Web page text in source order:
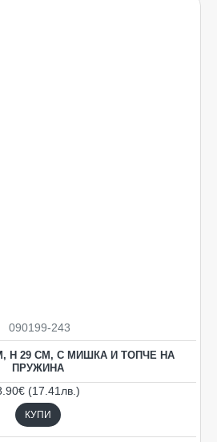
090199-243
Н 29 СМ, С МИШКА И ТОПЧЕ НА
ПРУЖИНА
(17.41лв.)
КУПИ